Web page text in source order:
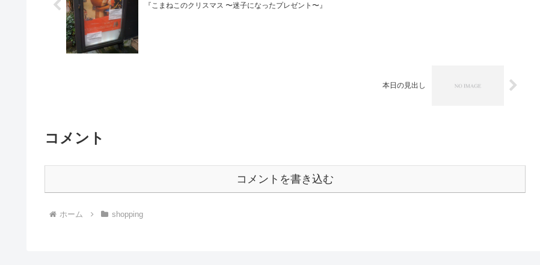
『こまねこのクリスマス 〜迷子になったプレゼント〜』
本日の見出し
コメント
コメントを書き込む
ホーム shopping